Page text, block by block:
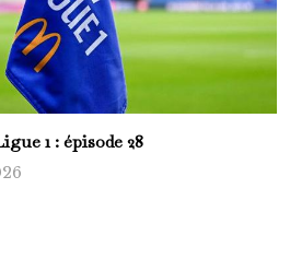
1 : épisode 28